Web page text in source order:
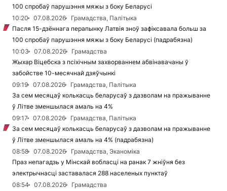
100 спробаў парушэння мяжы з боку Беларусі
10:20
07.08.2026
Грамадства, Палітыка
Пасля 15-дзённага перапынку Латвія зноў зафіксавала больш за
100 спробаў парушэння мяжы з боку Беларусі (падрабязна)
10:03
07.08.2026
Грамадства
Жыхар Віцебска з псіхічным захворваннем абвінавачаны ў
забойстве 10-месячнай дзяўчынкі
09:19
07.08.2026
Грамадства, Палітыка
За сем месяцаў колькасць беларусаў з дазволам на пражыванне
ў Літве зменшылася амаль на 4%
09:17
07.08.2026
Грамадства, Палітыка
За сем месяцаў колькасць беларусаў з дазволам на пражыванне
ў Літве зменшылася амаль на 4% (падрабязна)
08:58
07.08.2026
Грамадства, Эканоміка
Праз непагадзь у Мінскай вобласці на ранак 7 жніўня без
электрычнасці заставалася 288 населеных пунктаў
08:54
07.08.2026
Грамадства